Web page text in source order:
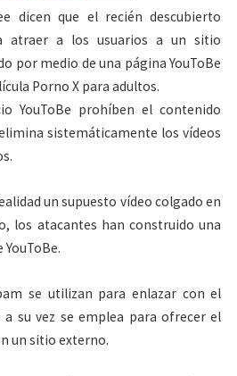
dicen que el recién descubierto
atraer a los usuarios a un sitio
por medio de una página YouToBe
Porno X para adultos.
YouToBe prohíben el contenido
sistemáticamente los vídeos
un supuesto vídeo colgado en
los atacantes han construido una
se utilizan para enlazar con el
su vez se emplea para ofrecer el
un sitio externo.